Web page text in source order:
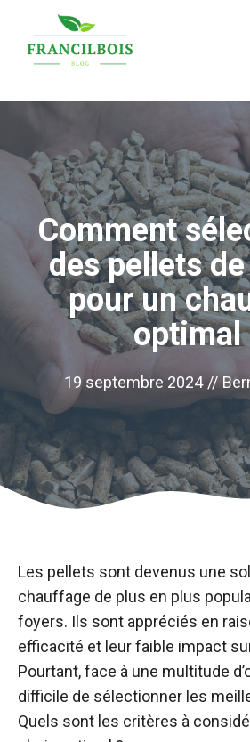
contenu
Comment
des pellets
pour un
optimal
19 septembre 2024 //
Les pellets sont devenus une
chauffage de plus en plus
foyers. Ils sont appréciés en
efficacité et leur faible impact
Pourtant, face à une multitude
difficile de sélectionner les
Quels sont les critères à